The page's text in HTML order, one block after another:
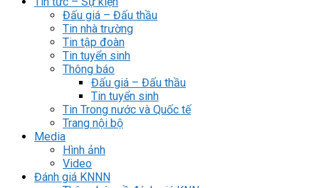
Đấu giá – Đấu thầu
Tin nhà trường
Tin tập đoàn
Tin tuyển sinh
Thông báo
Đấu giá – Đấu thầu
Tin tuyển sinh
Tin Trong nước và Quốc tế
Trang nội bộ
Media
Hình ảnh
Video
Đánh giá KNNN